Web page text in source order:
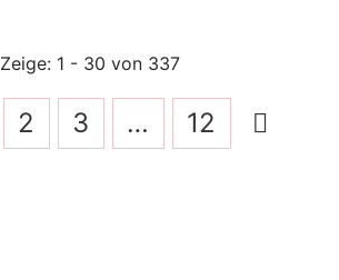
Zeige: 1 - 30 von 337
2 3 … 12